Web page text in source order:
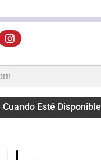
Esté Disponible